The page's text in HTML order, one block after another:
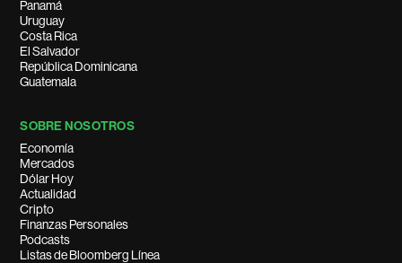
Panamá
Uruguay
Costa Rica
El Salvador
República Dominicana
Guatemala
SOBRE NOSOTROS
Economía
Mercados
Dólar Hoy
Actualidad
Cripto
Finanzas Personales
Podcasts
Listas de Bloomberg Línea